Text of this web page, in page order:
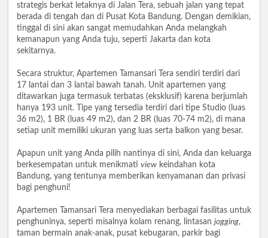
strategis berkat letaknya di Jalan Tera, sebuah jalan yang tepat
berada di tengah dan di Pusat Kota Bandung. Dengan demikian,
tinggal di sini akan sangat memudahkan Anda melangkah
kemanapun yang Anda tuju, seperti Jakarta dan kota
sekitarnya.
Secara struktur, Apartemen Tamansari Tera sendiri terdiri dari
17 lantai dan 3 lantai bawah tanah. Unit apartemen yang
ditawarkan juga termasuk terbatas (eksklusif) karena berjumlah
hanya 193 unit. Tipe yang tersedia terdiri dari tipe Studio (luas
36 m2), 1 BR (luas 49 m2), dan 2 BR (luas 70-74 m2), di mana
setiap unit memiliki ukuran yang luas serta balkon yang besar.
Apapun unit yang Anda pilih nantinya di sini, Anda dan keluarga
berkesempatan untuk menikmati view keindahan kota
Bandung, yang tentunya memberikan kenyamanan dan privasi
bagi penghuni!
Apartemen Tamansari Tera menyediakan berbagai fasilitas untuk
penghuninya, seperti misalnya kolam renang, lintasan jogging,
taman bermain anak-anak, pusat kebugaran, parkir bagi